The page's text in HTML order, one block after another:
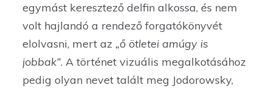
egymást keresztező delfin alkossa, és nem
volt hajlandó a rendező forgatókönyvét
elolvasni, mert az„ő ötletei amúgy is
jobbak”. A történet vizuális megalkotásához
pedig olyan nevet talált meg Jodorowsky,